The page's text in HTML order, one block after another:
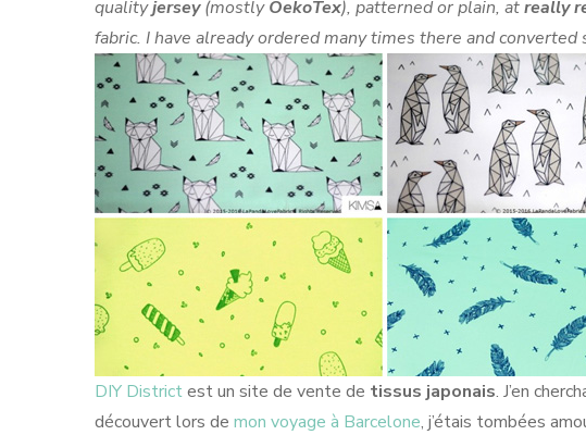
qualityjersey(mostlyOekoTex), patterned or plain, atreally
fabric. I have already ordered many times there and converted
DIY Districtest un site de vente de tissus japonais. J’en
découvert lors de mon voyage à Barcelone, j’étais tombées